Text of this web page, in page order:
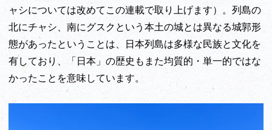
ャシについては改めてこの連載で取り上げます）。列島の
北にチャシ、南にグスクという本土の城とは異なる城郭形
態があったということは、日本列島は多様な民族と文化を
有しており、「日本」の歴史もまた均質的・単一的ではな
かったことを意味しています。